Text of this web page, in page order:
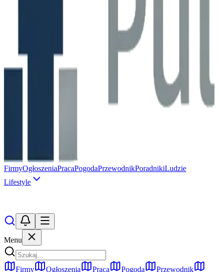
FirmyOgłoszeniaPracaPogodaPrzewodnikPoradnikiLudzie
Lifestyle
Menu
Firmy Ogłoszenia Praca Pogoda
Przewodnik